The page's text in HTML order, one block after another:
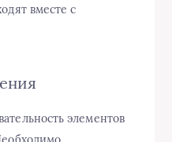
вместе с
элементов